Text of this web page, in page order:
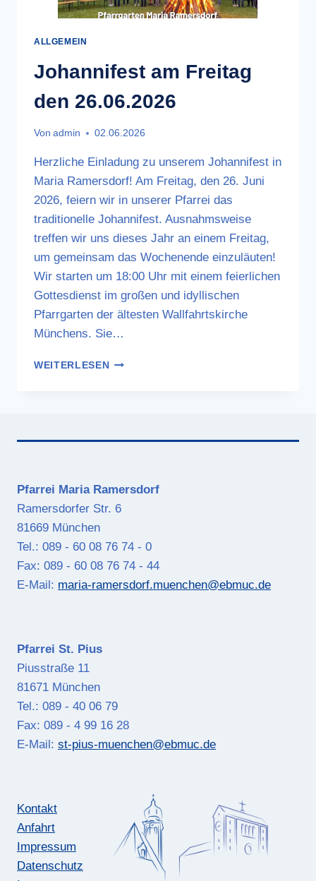
ALLGEMEIN
Johannifest am Freitag
den 26.06.2026
Von admin 02.06.2026
Herzliche Einladung zu unserem Johannifest in
Maria Ramersdorf! Am Freitag, den 26. Juni
2026, feiern wir in unserer Pfarrei das
traditionelle Johannifest. Ausnahmsweise
treffen wir uns dieses Jahr an einem Freitag,
um gemeinsam das Wochenende einzuläuten!
Wir starten um 18:00 Uhr mit einem feierlichen
Gottesdienst im großen und idyllischen
Pfarrgarten der ältesten Wallfahrtskirche
Münchens. Sie…
WEITERLESENJOHANNIFEST
Pfarrei Maria Ramersdorf
Ramersdorfer Str. 6
81669 München
Tel.: 089 - 60 08 76 74 - 0
Fax: 089 - 60 08 76 74 - 44
E-Mail: maria-ramersdorf.muenchen@ebmuc.de
Pfarrei St. Pius
Piusstraße 11
81671 München
Tel.: 089 - 40 06 79
Fax: 089 - 4 99 16 28
E-Mail: st-pius-muenchen@ebmuc.de
Kontakt
Anfahrt
Impressum
Datenschutz